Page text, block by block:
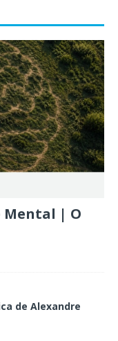
Mental | O
de Alexandre